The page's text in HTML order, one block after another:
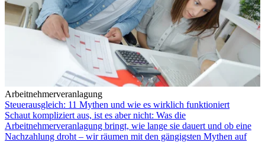
Arbeitnehmerveranlagung
Steuerausgleich: 11 Mythen und wie es wirklich funktioniert
Schaut kompliziert aus, ist es aber nicht: Was die
Arbeitnehmerveranlagung bringt, wie lange sie dauert und ob eine
Nachzahlung droht – wir räumen mit den gängigsten Mythen auf